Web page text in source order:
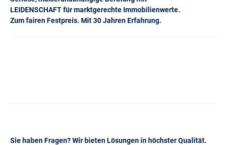
LEIDENSCHAFT für marktgerechte Immobilienwerte.
Zum fairen Festpreis. Mit 30 Jahren Erfahrung.
Sie haben Fragen? Wir bieten Lösungen in höchster Qualität.